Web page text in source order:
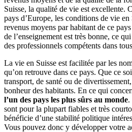
Suisse, la qualité de vie est excellente.
pays d’Europe, les conditions de vie
revenus moyens par habitant de ce
de l’enseignement est très bonne, ce
des professionnels compétents dans
La vie en Suisse est facilitée par les
qu’on retrouve dans ce pays. Que ce
transport, de santé ou de
bonheur des habitants. En ce qui
l’un des pays les plus sûrs au monde.
sont pour la plupart fiables et très
bénéficie d’une stabilité politique
Vous pouvez donc y développer votre